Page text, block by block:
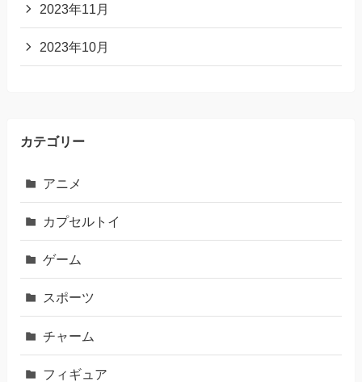
2023年11月
2023年10月
カテゴリー
アニメ
カプセルトイ
ゲーム
スポーツ
チャーム
フィギュア